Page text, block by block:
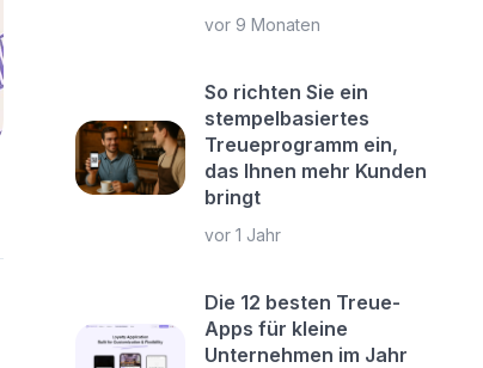
vor 9 Monaten
So richten Sie ein
stempelbasiertes
Treueprogramm ein,
das Ihnen mehr Kunden
bringt
vor 1 Jahr
Die 12 besten Treue-
Apps für kleine
Unternehmen im Jahr